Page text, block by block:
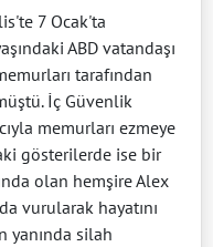
7 Ocak'ta
ABD vatandaşı
tarafından
İç Güvenlik
memurları ezmeye
gösterilerde ise bir
olan hemşire Alex
vurularak hayatını
yanında silah